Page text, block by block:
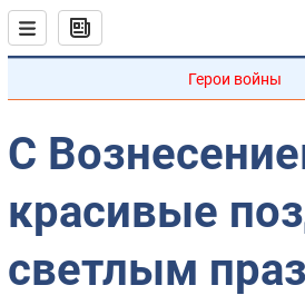
Герои войны
С
красивые
светлым